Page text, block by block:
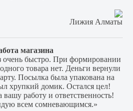
Лижия Алматы
магазина
очень быстро. При формировании
одного товара нет. Деньги вернули
Посылка была упакована на
хрупкий домик. Остался цел!
работу и ответственность!
всем сомневающимся.»